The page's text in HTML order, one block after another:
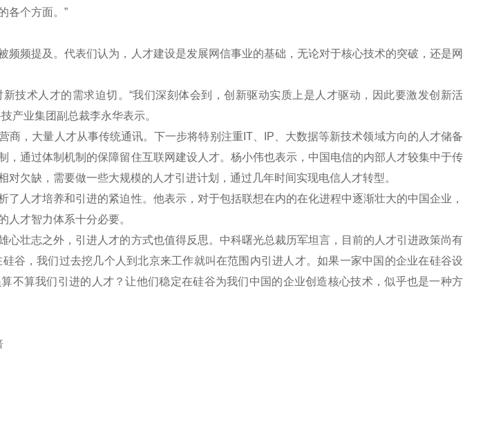
各个方面。”
频提及。代表们认为，人才建设是发展网信事业的基础，无论对于核心技术的突破，还是网
术人才的需求迫切。“我们深刻体会到，创新驱动实质上是人才驱动，因此要激发创新活
产业集团副总裁李永华表示。
，大量人才从事传统通讯。下一步将特别注重IT、IP、大数据等新技术领域方向的人才储备
，通过体制机制的保障留住互联网建设人才。杨小伟也表示，中国电信的内部人才较集中于传
对欠缺，需要做一些大规模的人才引进计划，通过几年时间实现电信人才转型。
人才培养和引进的紧迫性。他表示，对于包括联想在内的在化进程中逐渐壮大的中国企业，
人才智力体系十分必要。
壮志之外，引进人才的方式也值得反思。中科曙光总裁历军坦言，目前的人才引进政策尚有
谷，我们过去挖几个人到北京来工作就叫在范围内引进人才。如果一家中国的企业在硅谷设
不算我们引进的人才？让他们稳定在硅谷为我们中国的企业创造核心技术，似乎也是一种方